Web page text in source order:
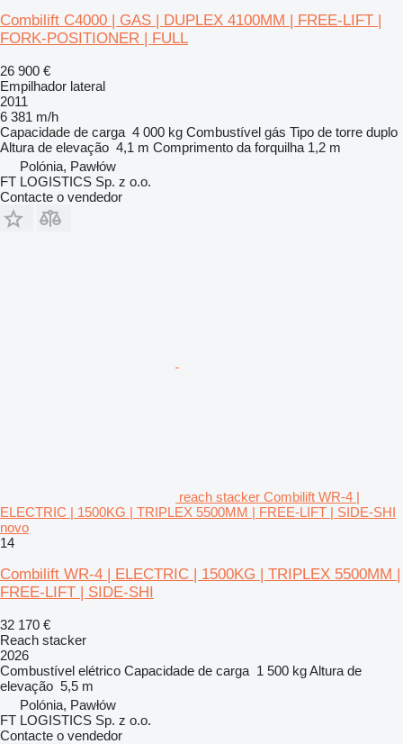
Combilift C4000 | GAS | DUPLEX 4100MM | FREE-LIFT |
FORK-POSITIONER | FULL
26 900 €
Empilhador lateral
2011
6 381 m/h
Capacidade de carga 4 000 kg Combustível gás Tipo de torre duplo
Altura de elevação 4,1 m Comprimento da forquilha 1,2 m
Polónia, Pawłów
FT LOGISTICS Sp. z o.o.
Contacte o vendedor
reach stacker Combilift WR-4 |
ELECTRIC | 1500KG | TRIPLEX 5500MM | FREE-LIFT | SIDE-SHI
novo
14
Combilift WR-4 | ELECTRIC | 1500KG | TRIPLEX 5500MM |
FREE-LIFT | SIDE-SHI
32 170 €
Reach stacker
2026
Combustível elétrico Capacidade de carga 1 500 kgAltura de
elevação 5,5 m
Polónia, Pawłów
FT LOGISTICS Sp. z o.o.
Contacte o vendedor